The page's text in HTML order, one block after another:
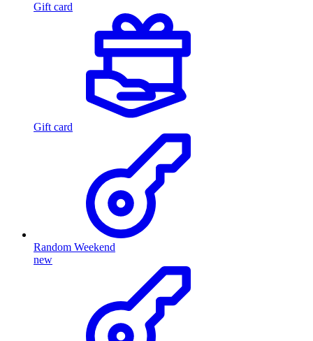
Gift card
Gift card
Random Weekend
new